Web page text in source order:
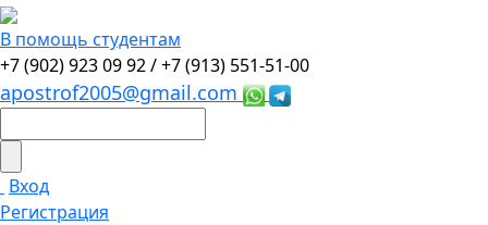
В помощь студентам
+7 (902) 923 09 92 /+7 (913) 551-51-00
apostrof2005@gmail.com
Вход
Регистрация